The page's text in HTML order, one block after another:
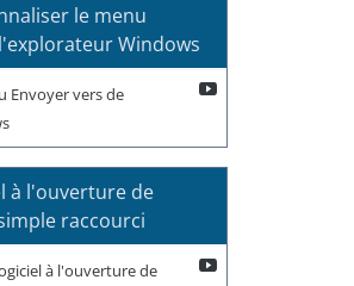
le menu
Windows
Envoyer vers de
à l'ouverture de
raccourci
à l'ouverture de